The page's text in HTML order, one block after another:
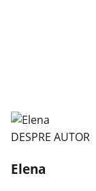
DESPRE AUTOR
Elena